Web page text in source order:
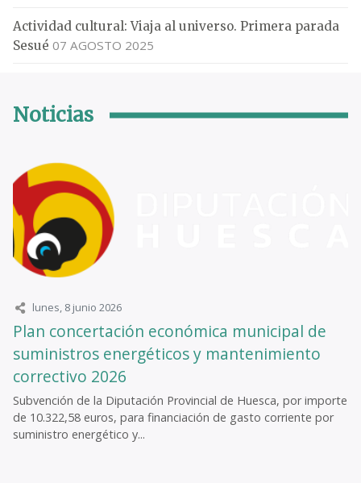
Actividad cultural: Viaja al universo. Primera parada
Sesué 07 AGOSTO 2025
Noticias
lunes, 8 junio 2026
Plan concertación económica municipal de
suministros energéticos y mantenimiento
correctivo 2026
Subvención de la Diputación Provincial de Huesca, por importe
de 10.322,58 euros, para financiación de gasto corriente por
suministro energético y...